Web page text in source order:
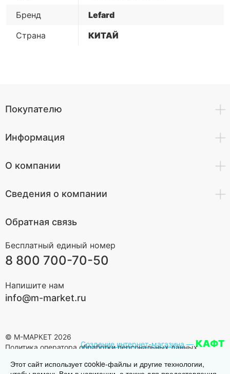
Бренд
Lefard
Страна
КИТАЙ
Покупателю
Информация
О компании
Сведения о компании
Обратная связь
Бесплатный единый номер
8 800 700-70-50
Напишите нам
info@m-market.ru
© М-МАРКЕТ 2026
Политика оператора обработки персональных данных
Создание интернет-магазина—КАФТ
Этот сайт использует cookie-файлы и другие технологии,